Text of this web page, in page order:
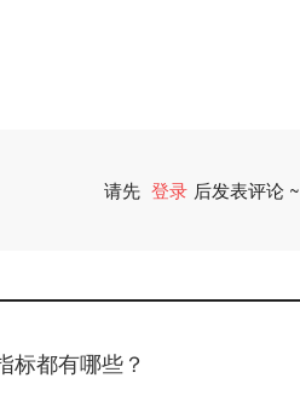
请先 登录 后发表评论 ~
标都有哪些？